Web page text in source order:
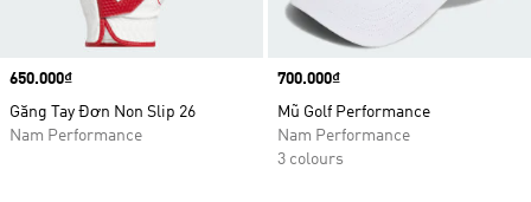
Price
650.000₫
Găng Tay Đơn Non Slip 26
Nam Performance
Price
700.000₫
Mũ Golf Performance
Nam Performance
3 colours